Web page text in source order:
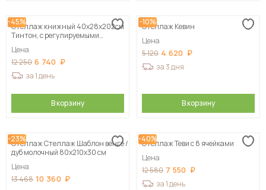
-45%
Стеллаж книжный 40x28x202см
Тинтон, с регулируемыми
Цена
12 250 6 740
за 1 день
В корзину
-10%
Стеллаж Кевин
Цена
5 120 4 620
за 3 дня
В корзину
-23%
Стеллаж Стеллаж Шаблон венге /
дуб молочный 80х210х30 см
Цена
13 468 10 360
-40%
Стеллаж Теви с 8 ячейками
Цена
12 580 7 550
за 1 день